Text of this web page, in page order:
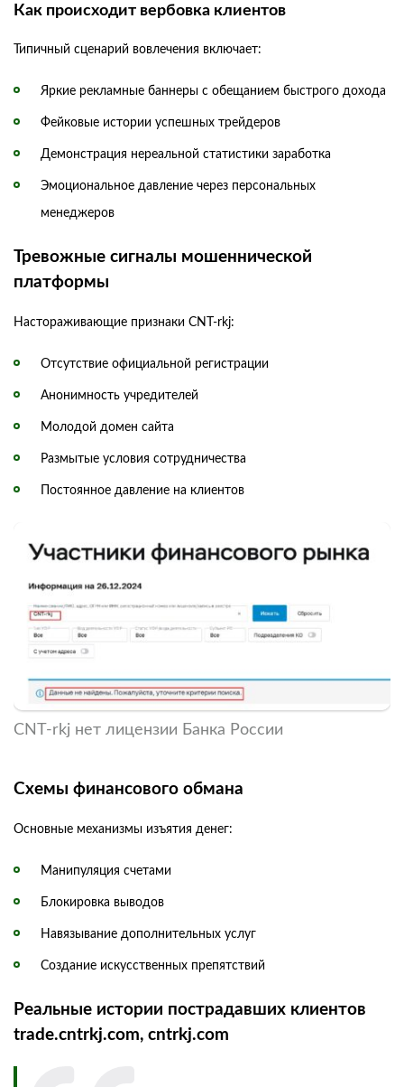
Как происходит вербовка клиентов
Типичный сценарий вовлечения включает:
Яркие рекламные баннеры с обещанием быстрого дохода
Фейковые истории успешных трейдеров
Демонстрация нереальной статистики заработка
Эмоциональное давление через персональных
менеджеров
Тревожные сигналы мошеннической
платформы
Настораживающие признаки CNT-rkj:
Отсутствие официальной регистрации
Анонимность учредителей
Молодой домен сайта
Размытые условия сотрудничества
Постоянное давление на клиентов
CNT-rkj нет лицензии Банка России
Схемы финансового обмана
Основные механизмы изъятия денег:
Манипуляция счетами
Блокировка выводов
Навязывание дополнительных услуг
Создание искусственных препятствий
Реальные истории пострадавших клиентов
trade.cntrkj.com, cntrkj.com